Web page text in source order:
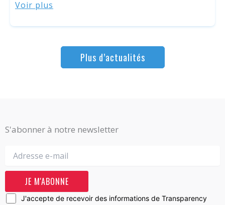
Voir plus
Plus d’actualités
S'abonner à notre newsletter
J'accepte de recevoir des informations de Transparency